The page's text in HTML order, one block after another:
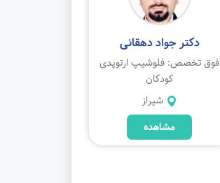
دکتر جواد دهقانی
فوق تخصص: فلوشیپ ارتوپدی
کودکان
شیراز
مشاهده